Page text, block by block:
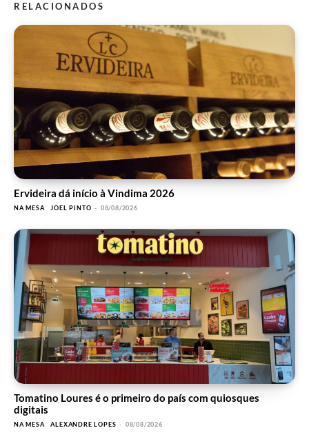
RELACIONADOS
Ervideira dá início à Vindima 2026
NA MESA JOEL PINTO - 08/08/2026
Tomatino Loures é o primeiro do país com quiosques
digitais
NA MESA ALEXANDRE LOPES - 08/08/2026